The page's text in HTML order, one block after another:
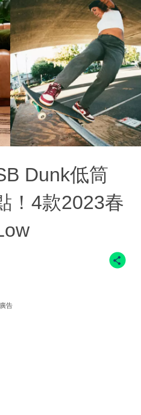
Dunk低筒
！4款2023春
廣告